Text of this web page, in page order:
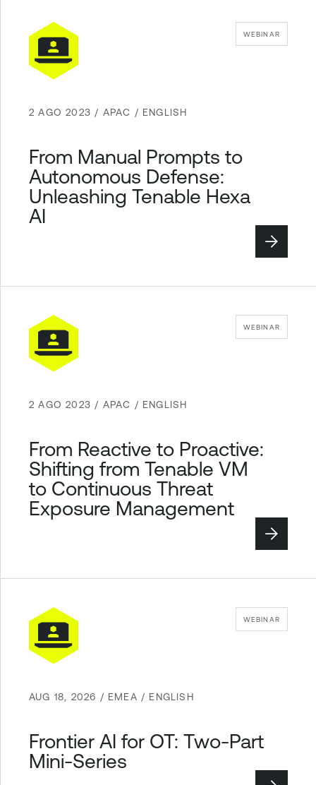
WEBINAR
2 AGO 2023 / APAC / ENGLISH
From Manual Prompts to
Autonomous Defense:
Unleashing Tenable Hexa
AI
WEBINAR
2 AGO 2023 / APAC / ENGLISH
From Reactive to Proactive:
Shifting from Tenable VM
to Continuous Threat
Exposure Management
WEBINAR
AUG 18, 2026 / EMEA / ENGLISH
Frontier AI for OT: Two-Part
Mini-Series